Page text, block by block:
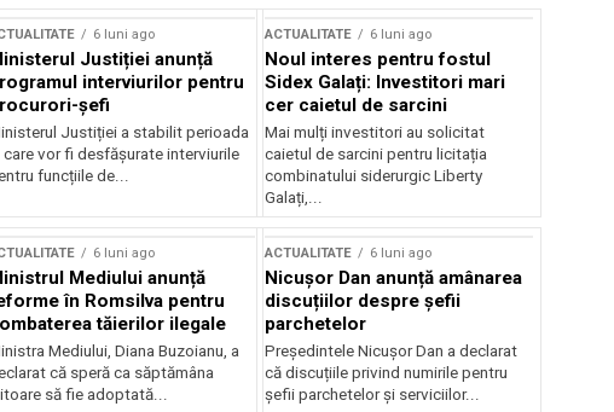
6 luni ago
Justiției anunță
interviurilor pentru
șefi
Justiției a stabilit perioada
care vor fi desfășurate interviurile
funcțiile de...
ACTUALITATE 6 luni ago
Noul interes pentru fostul
Sidex Galați: Investitori mari
cer caietul de sarcini
Mai mulți investitori au solicitat
caietul de sarcini pentru licitația
combinatului siderurgic Liberty
Galați,...
6 luni ago
Mediului anunță
în Romsilva pentru
tăierilor ilegale
Mediului, Diana Buzoianu, a
că speră ca săptămâna
să fie adoptată...
ACTUALITATE 6 luni ago
Nicușor Dan anunță amânarea
discuțiilor despre șefii
parchetelor
Președintele Nicușor Dan a declarat
că discuțiile privind numirile pentru
șefii parchetelor și serviciilor...